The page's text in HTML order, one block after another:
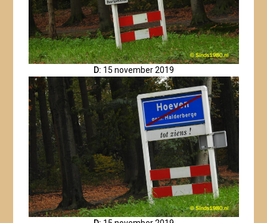
D: 15 november 2019